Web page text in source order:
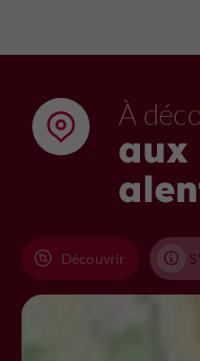
À
aux
Découvrir